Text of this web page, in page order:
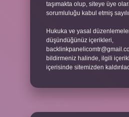
taşımakta olup, siteye üye
sorumluluğu kabul etmiş
Hukuka ve yasal
düşündüğünüz içerikleri,
bildirmeniz halinde, ilgili
içerisinde sitemizden